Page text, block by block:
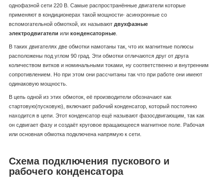
однофазной сети 220 В. Самые распространённые двигатели которые
применяют в кондиционерах такой мощности- асинхронные со
вспомогательной обмоткой, их называют двухфазные
электродвигатели или конденсаторные
В таких двигателях две обмотки намотаны так, что их магнитные полюсы
расположены под углом 90 град. Эти обмотки отличаются друг от друга
количеством витков и номинальными токами, ну соответственно и внутренним
сопротивлением. Но при этом они рассчитаны так что при работе они имеют
одинаковую мощность.
В цепь одной из этих обмоток, её производители обозначают как
стартовую(пусковую), включают рабочий конденсатор, который постоянно
находится в цепи. Этот конденсатор ещё называют фазосдвигающим, так как
он сдвигает фазу и создаёт круговое вращающееся магнитное поле. Рабочая
или основная обмотка подключена напрямую к сети.
Схема подключения пускового и
рабочего конденсатора